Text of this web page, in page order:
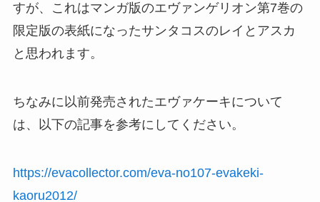
すが、これはマンガ版のエヴァンゲリオン第7巻の
限定版の表紙になったサンタコスのレイとアスカ
と思われます。
ちなみに以前発売されたエヴァケーキについて
は、以下の記事を参考にしてください。
https://evacollector.com/eva-no107-evakeki-
kaoru2012/